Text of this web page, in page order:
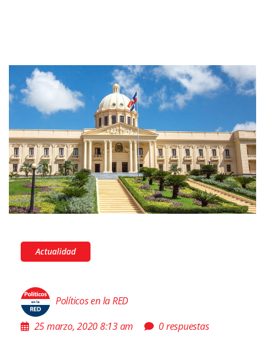
Actualidad
Políticos en la RED
25 marzo, 2020 8:13 am
0 respuestas